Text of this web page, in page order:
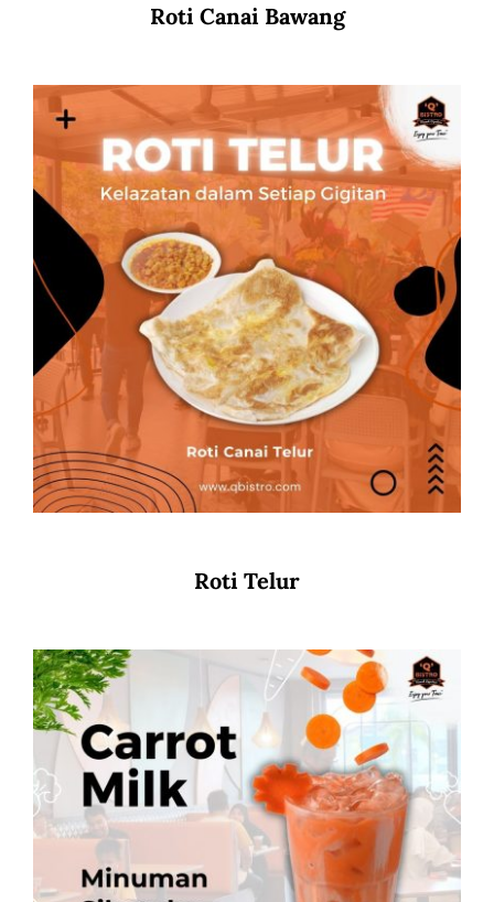
Roti Canai Bawang
Roti Telur